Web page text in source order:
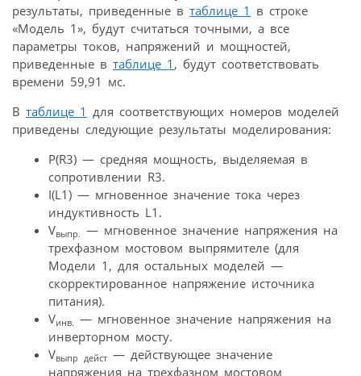
результаты, приведенные в таблице 1 в строке
«Модель 1», будут считаться точными, а все
параметры токов, напряжений и мощностей,
приведенные в таблице 1 , будут соответствовать
времени 59,91 мс.
В таблице 1 для соответствующих номеров моделей
приведены следующие результаты моделирования:
P(R3) — средняя мощность, выделяемая в
сопротивлении R3.
I(L1) — мгновенное значение тока через
индуктивность L1.
Vвыпр. — мгновенное значение напряжения на
трехфазном мостовом выпрямителе (для
Модели 1, для остальных моделей —
скорректированное напряжение источника
питания).
Vинв. — мгновенное значение напряжения на
инверторном мосту.
Vвыпр дейст — действующее значение
напряжения на трехфазном мостовом